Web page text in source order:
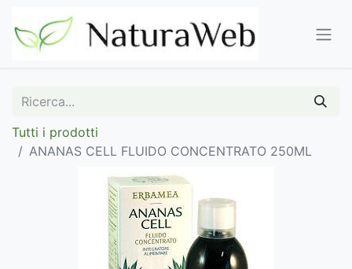
Tutti i prodotti
ANANAS CELL FLUIDO CONCENTRATO 250ML